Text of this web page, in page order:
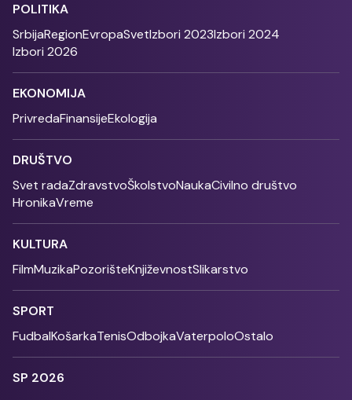
POLITIKA
SrbijaRegionEvropaSvetIzbori 2023Izbori 2024
Izbori 2026
EKONOMIJA
PrivredaFinansijeEkologija
DRUŠTVO
Svet radaZdravstvoŠkolstvoNaukaCivilno društvo
HronikaVreme
KULTURA
FilmMuzikaPozorišteKnjiževnostSlikarstvo
SPORT
FudbalKošarkaTenisOdbojkaVaterpoloOstalo
SP 2026